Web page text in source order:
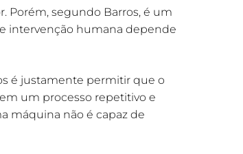
Porém, segundo Barros, é um
intervenção humana depende
é justamente permitir que o
um processo repetitivo e
máquina não é capaz de